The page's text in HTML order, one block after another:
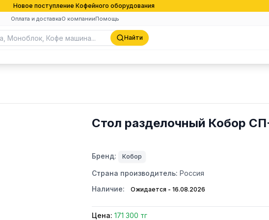
Новое поступление Кофейного оборудования
Оплата и доставкаО компанииПомощь
Найти
Стол разделочный Кобор
Бренд: Кобор
Страна производитель: Россия
Наличие:
Ожидается - 16.08.2026
Цена: 171 300 тг